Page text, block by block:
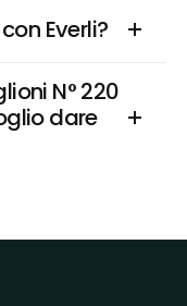
Everli?
N° 220
dare